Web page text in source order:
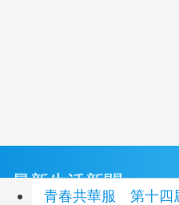
最新生活新聞
青春共華服 第十四